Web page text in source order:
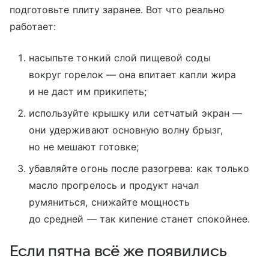
подготовьте плиту заранее. Вот что реально
работает:
насыпьте тонкий слой пищевой соды
вокруг горелок — она впитает капли жира
и не даст им прикипеть;
используйте крышку или сетчатый экран —
они удерживают основную волну брызг,
но не мешают готовке;
убавляйте огонь после разогрева: как только
масло прогрелось и продукт начал
румяниться, снижайте мощность
до средней — так кипение станет спокойнее.
Если пятна всё же появились